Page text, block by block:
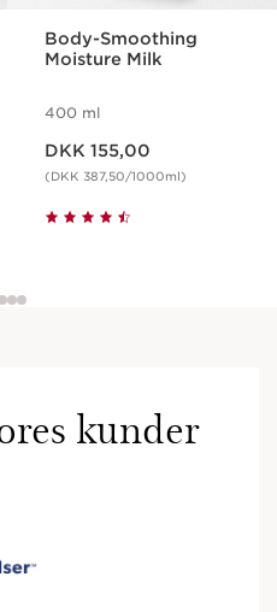
Body-Smoothing
Moisture Milk
400 ml
DKK 155,00
(DKK 387,50/1000ml)
kunder